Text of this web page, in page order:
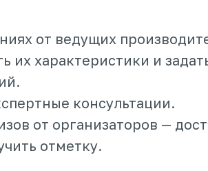
от ведущих
их характеристики и
консультации.
от организаторов —
отметку.